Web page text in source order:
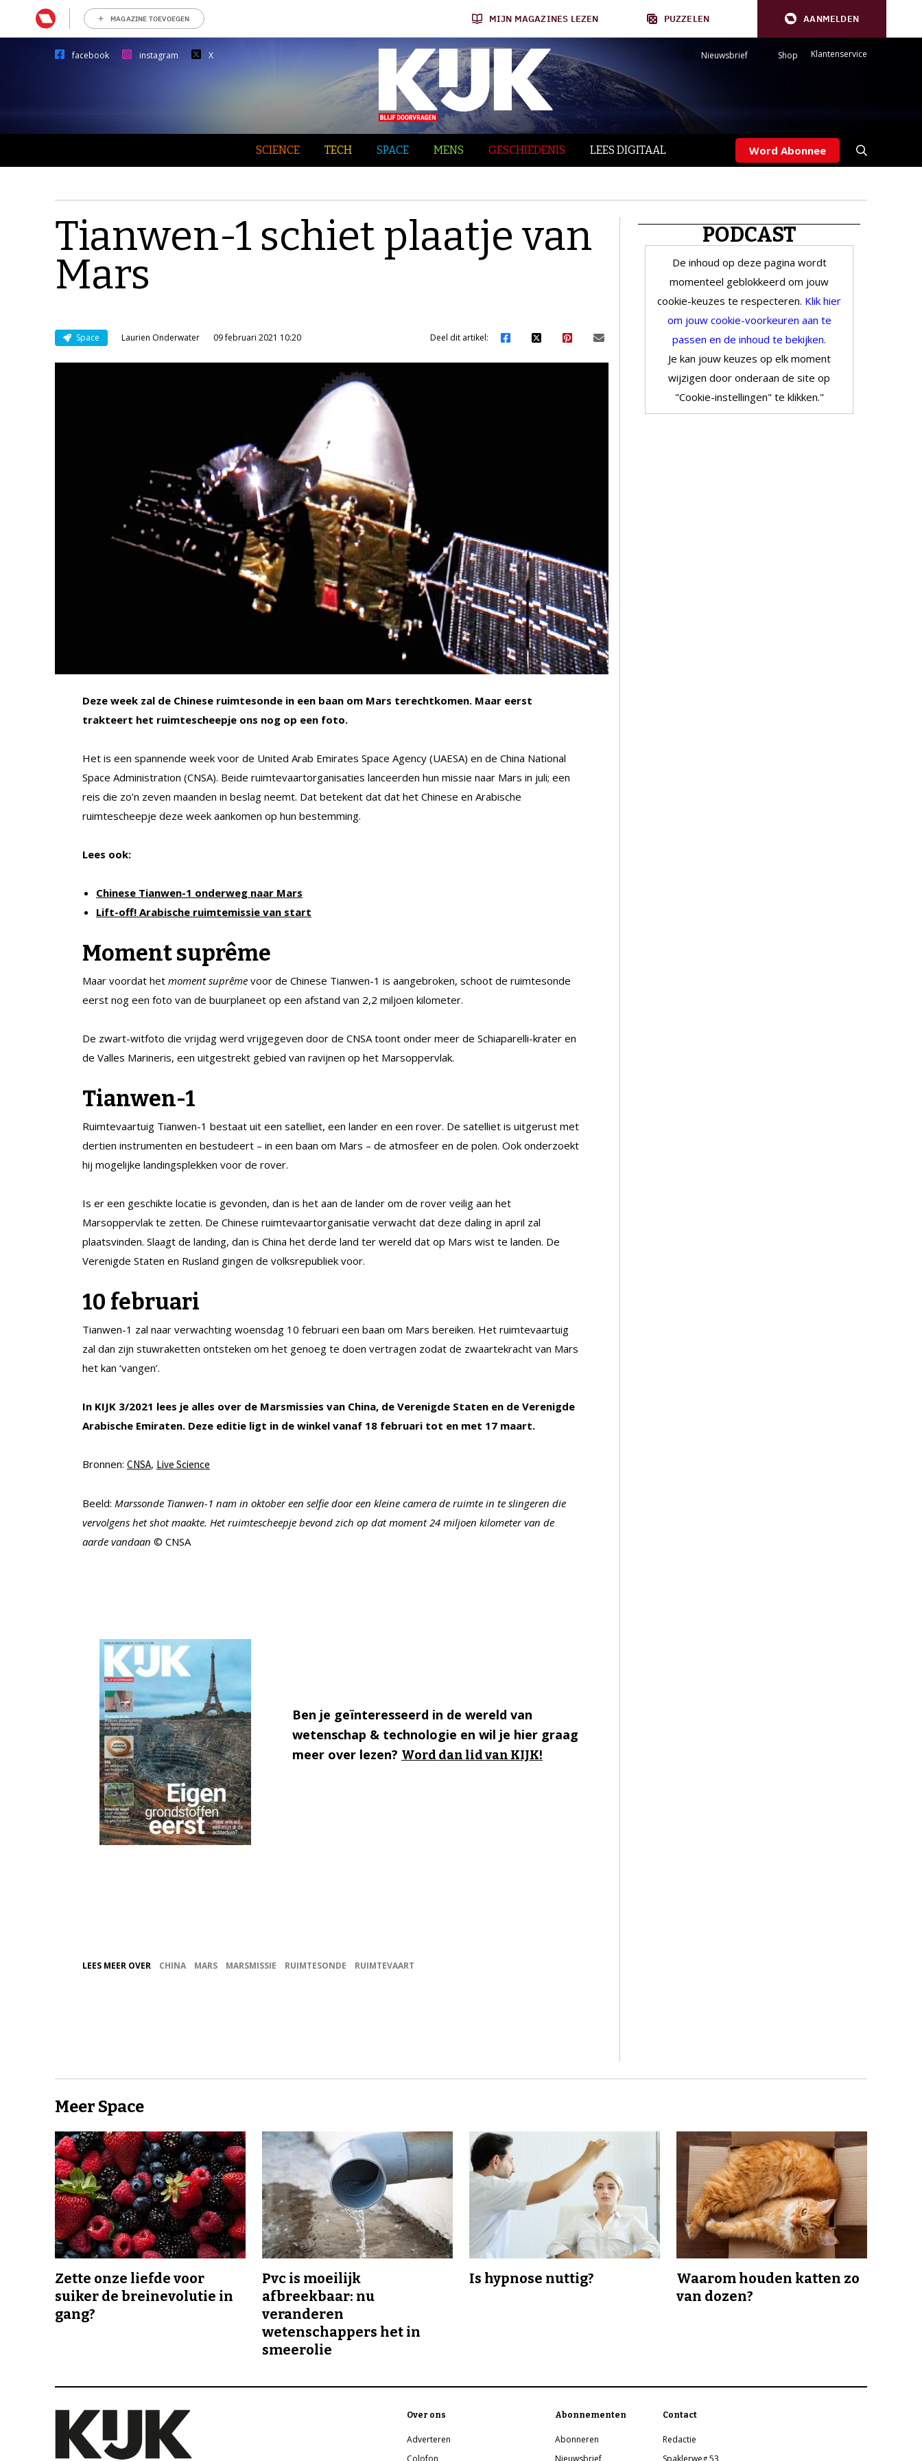
MAGAZINE TOEVOEGEN MIJN MAGAZINES LEZEN PUZZELEN AANMELDEN
facebook instagram X Nieuwsbrief Shop Klantenservice
SCIENCE TECH SPACE MENS GESCHIEDENIS LEES DIGITAAL Word Abonnee
Tianwen-1 schiet plaatje van
Mars
Space Laurien Onderwater 09 februari 2021 10:20 Deel dit artikel:
Deze week zal de Chinese ruimtesonde in een baan om Mars terechtkomen. Maar eerst
trakteert het ruimtescheepje ons nog op een foto.
Het is een spannende week voor de United Arab Emirates Space Agency (UAESA) en de China National
Space Administration (CNSA). Beide ruimtevaartorganisaties lanceerden hun missie naar Mars in juli; een
reis die zo’n zeven maanden in beslag neemt. Dat betekent dat dat het Chinese en Arabische
ruimtescheepje deze week aankomen op hun bestemming.
Lees ook:
Chinese Tianwen-1 onderweg naar Mars
Lift-off! Arabische ruimtemissie van start
Moment suprême
Maar voordat het moment suprême voor de Chinese Tianwen-1 is aangebroken, schoot de ruimtesonde
eerst nog een foto van de buurplaneet op een afstand van 2,2 miljoen kilometer.
De zwart-witfoto die vrijdag werd vrijgegeven door de CNSA toont onder meer de Schiaparelli-krater en
de Valles Marineris, een uitgestrekt gebied van ravijnen op het Marsoppervlak.
Tianwen-1
Ruimtevaartuig Tianwen-1 bestaat uit een satelliet, een lander en een rover. De satelliet is uitgerust met
dertien instrumenten en bestudeert – in een baan om Mars – de atmosfeer en de polen. Ook onderzoekt
hij mogelijke landingsplekken voor de rover.
Is er een geschikte locatie is gevonden, dan is het aan de lander om de rover veilig aan het
Marsoppervlak te zetten. De Chinese ruimtevaartorganisatie verwacht dat deze daling in april zal
plaatsvinden. Slaagt de landing, dan is China het derde land ter wereld dat op Mars wist te landen. De
Verenigde Staten en Rusland gingen de volksrepubliek voor.
10 februari
Tianwen-1 zal naar verwachting woensdag 10 februari een baan om Mars bereiken. Het ruimtevaartuig
zal dan zijn stuwraketten ontsteken om het genoeg te doen vertragen zodat de zwaartekracht van Mars
het kan ‘vangen’.
In KIJK 3/2021 lees je alles over de Marsmissies van China, de Verenigde Staten en de Verenigde
Arabische Emiraten. Deze editie ligt in de winkel vanaf 18 februari tot en met 17 maart.
Bronnen: CNSA, Live Science
Beeld: Marssonde Tianwen-1 nam in oktober een selfie door een kleine camera de ruimte in te slingeren die
vervolgens het shot maakte. Het ruimtescheepje bevond zich op dat moment 24 miljoen kilometer van de
aarde vandaan © CNSA
Ben je geïnteresseerd in de wereld van
wetenschap & technologie en wil je hier graag
meer over lezen? Word dan lid van KIJK!
LEES MEER OVER CHINA MARS MARSMISSIE RUIMTESONDE RUIMTEVAART
PODCAST
De inhoud op deze pagina wordt
momenteel geblokkeerd om jouw
cookie-keuzes te respecteren. Klik hier
om jouw cookie-voorkeuren aan te
passen en de inhoud te bekijken.
Je kan jouw keuzes op elk moment
wijzigen door onderaan de site op
"Cookie-instellingen" te klikken."
Meer Space
Zette onze liefde voor
suiker de breinevolutie in
gang?
Pvc is moeilijk
afbreekbaar: nu
veranderen
wetenschappers het in
smeerolie
Is hypnose nuttig?
Waarom houden katten zo
van dozen?
Over ons
Adverteren
Colofon
Abonnementen
Abonneren
Nieuwsbrief
Contact
Redactie
Spaklerweg 53